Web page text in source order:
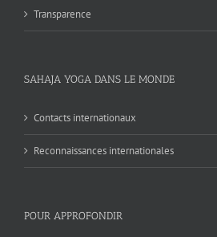
Transparence
SAHAJA YOGA DANS LE MONDE
Contacts internationaux
Reconnaissances internationales
POUR APPROFONDIR